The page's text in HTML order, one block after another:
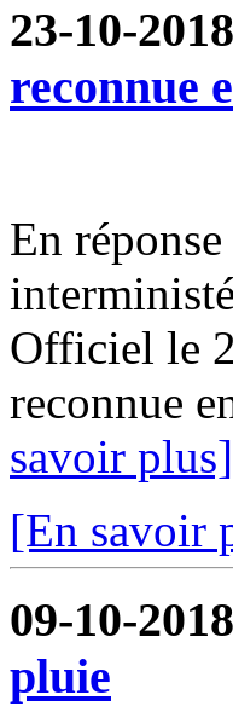
23-10-2018
reconnue
En
Officiel le
reconnue
savoir plus]
[En savoir
09-10-2018
pluie